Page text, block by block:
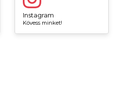
Instagram
Kövess minket!